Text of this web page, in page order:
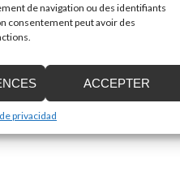
de navigation ou des identifiants
consentement peut avoir des
ACCEPTER
privacidad